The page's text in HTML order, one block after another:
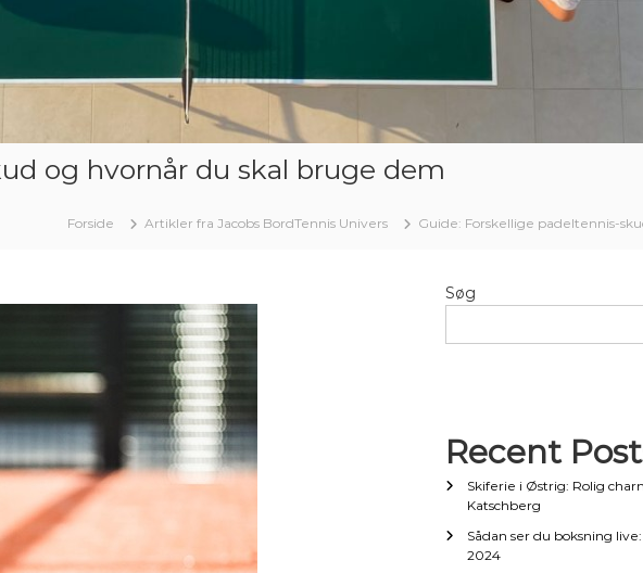
og hvornår du skal bruge dem
Forside Artikler fra Jacobs BordTennis Univers Guide: Forskellige padeltennis-
Søg
Recent
Skiferie i Østrig: Rolig
Katschberg
Sådan ser du boksning
2024